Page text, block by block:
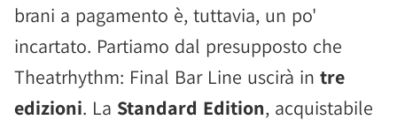
brani a pagamento è, tuttavia, un po'
incartato. Partiamo dal presupposto che
Theatrhythm: Final Bar Line uscirà in tre
edizioni. La Standard Edition, acquistabile